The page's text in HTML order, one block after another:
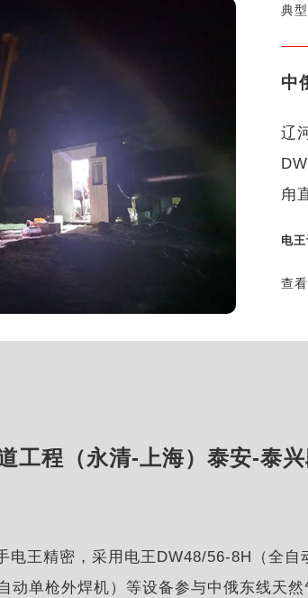
典
中
辽
甪
电
查
工程（永清-上海）泰安-泰
电王精密，采用电王DW48/56-8H（全自
动单枪外焊机）等设备参与中俄东线天